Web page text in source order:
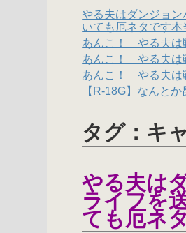
やる夫はダンジョ
いても厄ネタです
あんこ！ やる夫
あんこ！ やる夫は
あんこ！ やる夫は
【R-18G】なんと
タグ：キ
やる夫は
ライフを
ても厄ネ